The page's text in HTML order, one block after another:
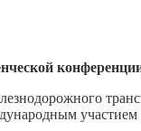
участием